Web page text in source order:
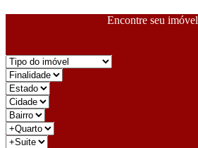
Encontre seu imóvel